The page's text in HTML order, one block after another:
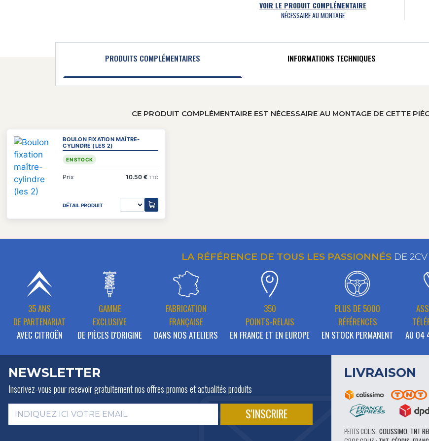
VOIR LE PRODUIT COMPLÉMENTAIRE
NÉCESSAIRE AU MONTAGE
PRODUITS COMPLÉMENTAIRES INFORMATIONS TECHNIQUES
CE PRODUIT COMPLÉMENTAIRE EST NÉCESSAIRE AU MONTAGE DE CETTE
BOULON FIXATION MAÎTRE-
CYLINDRE (LES 2)
EN STOCK
Prix 10.50 € TTC
DÉTAIL PRODUIT
LA RÉFÉRENCE DE TOUS LES PASSIONNÉS DE
35 ANS
DE PARTENARIAT
AVEC CITROËN
GAMME
EXCLUSIVE
DE PIÈCES D'ORIGINE
FABRICATION
FRANÇAISE
DANS NOS ATELIERS
350
POINTS-RELAIS
EN FRANCE ET EN EUROPE
PLUS DE 5000
RÉFÉRENCES
EN STOCK PERMANENT
AU 04
NEWSLETTER
Inscrivez-vous pour recevoir gratuitementnos offres promos et actualités produits
LIVRAISON
PETITS COLIS : COLISSIMO, TNT